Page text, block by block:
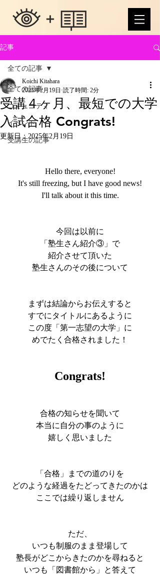
記事
全ての記事
コミュニティ
イベント
受講生の記事
全ての記事
受講４ヶ月、最短での大学
入試合格 Congrats!
Koichi Kitahara
2025年2月19日 読了時間: 2分
更新日： 2025年2月19日
Hello there, everyone!
It's still freezing, but I have good news!
I'll talk about it this time.
今回は以前に
「塾生さん紹介③」で
紹介させて頂いた
塾生さんのその後について
まずは結論からお伝えすると
すでにタイトルにあるように
この度「第一志望の大学」に
めでたく合格されました！
Congrats!
合格の知らせを聞いて
本当に自分の事のように
嬉しく思いました
「合格」までの道のりを
どのような経過をたどってきたのかは
ここでは繰り返しません
ただ、
いつも制服のまま登場して
塾長がどこからきたのかを尋ねると
いつも「図書館から」と答えて